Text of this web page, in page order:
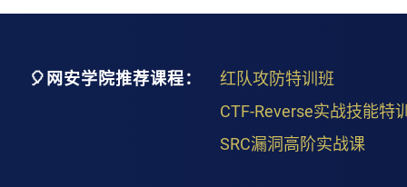
🎈网安学院推荐课程：
红队攻防特训班
CTF-Reverse实战技能特
SRC漏洞高阶实战课